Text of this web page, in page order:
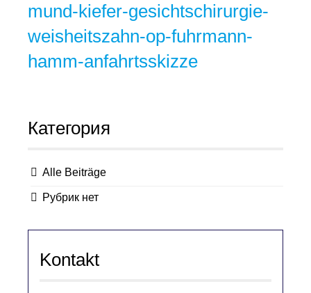
mund-kiefer-gesichtschirurgie-
weisheitszahn-op-fuhrmann-
hamm-anfahrtsskizze
Категория
Alle Beiträge
Рубрик нет
Kontakt